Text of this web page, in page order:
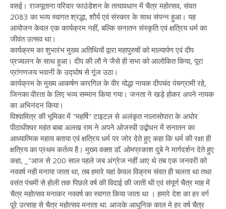
वसई। राजपूताना परिवार फाउंडेशन के तत्वावधान में चैत्र महोत्सव, संवत
2083 का भव्य स्वागत श्रद्धा, शौर्य एवं संस्कार के साथ संपन्न हुआ। यह
आयोजन केवल एक कार्यक्रम नहीं, बल्कि सनातन संस्कृति एवं क्षत्रिय धर्म का
जीवंत उत्सव था।
कार्यक्रम का शुभारंभ मुख्य अतिथियों द्वारा महापुरुषों को माल्यार्पण एवं दीप
प्रज्वलन के साथ हुआ। दीप की लौ ने जैसे ही सभा को आलोकित किया, पूरा
प्रांगणजय भवानी के उद्घोष से गूंज उठा।
कार्यक्रम के मुख्य आकर्षण कारगिल के वीर योद्धा नायक दीपचंद पंचग्रामी रहे,
जिनका वीरता के लिए भव्य सम्मान किया गया। जनता ने खड़े होकर अपने नायक
का अभिनंदन किया।
विश्वामित्र की भूमिका में "महर्षि" टाइटल से अलंकृत नालासोपारा के अघोर
पीठाधीश्वर महंत बाबा अलख राम ने अपने ओजस्वी उद्बोधन में सनातन का
आध्यात्मिक महत्व बताया एवं क्षत्रिय धर्म पर जोर देते हुए कहा कि धर्म की रक्षा ही
क्षत्रिय का प्रथम कर्तव्य है। मुख्य वक्ता डॉ. ओमप्रकाश दुबे ने मार्गदर्शन देते हुए
कहा, _"आज से 200 साल पहले जब अंग्रेज नहीं आए थे तब एक जनवरी को
नववर्ष नही मनाया जाता था, तब हमारे यहां केवल विक्रम संवत ही चलता था तथा
वसंत पंचमी से होली तक पिछले वर्ष की विदाई की जाती थी एवं संपूर्ण चैत्र माह में
चैत्र महोत्सव मनाकर नववर्ष का स्वागत किया जाता था । हमारे देश का हर वर्ग
पूरे उत्साह से चैत्र महोत्सव मनाता था. आजके आधुनिक काल मे हर वर्ष चैत्र